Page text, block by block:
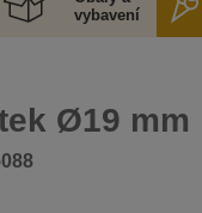
vybavení
Ø19 mm